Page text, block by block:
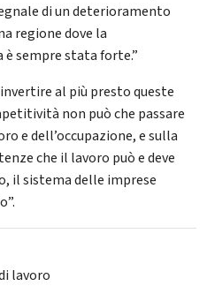
di un deterioramento
regione dove la
sempre stata forte.”
al più presto queste
non può che passare
e dell’occupazione, e sulla
che il lavoro può e deve
il sistema delle imprese
lavoro